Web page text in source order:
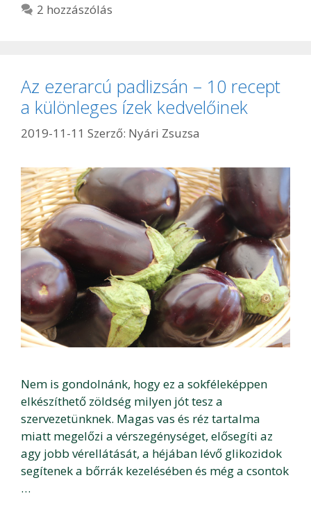
2 hozzászólás
Az ezerarcú padlizsán – 10 recept
a különleges ízek kedvelőinek
2019-11-11 Szerző: Nyári Zsuzsa
Nem is gondolnánk, hogy ez a sokféleképpen
elkészíthető zöldség milyen jót tesz a
szervezetünknek. Magas vas és réz tartalma
miatt megelőzi a vérszegénységet, elősegíti az
agy jobb vérellátását, a héjában lévő glikozidok
segítenek a bőrrák kezelésében és még a csontok
…